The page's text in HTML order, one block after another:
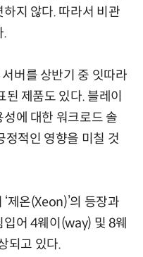
지 않다. 따라서 비관
.
버를 상반기 중 잇따라
제품도 있다. 블레이
에 대한 워크로드 솔
정적인 영향을 미칠 것
제온(Xeon)’의 등장과
어 4웨이(way) 및 8웨
되고 있다.